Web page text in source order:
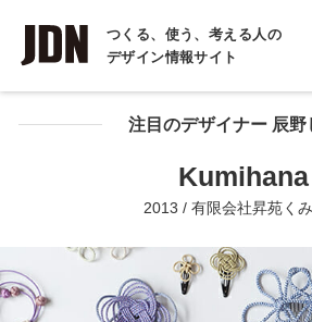
つくる、使う、考える人の
デザイン情報サイト
INTERVIEW
インタビュー
REPORT
COLUMN
注目のデザイナー 辰野
Kumihana
2013 / 有限会社昇苑く